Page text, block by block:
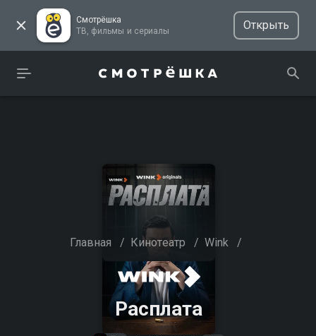
Смотрёшка
ТВ, фильмы и сериалы
Открыть
Главная / Кинотеатр / Wink /
Расплата